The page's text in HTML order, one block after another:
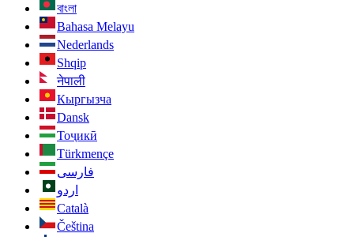
বাংলা
Bahasa Melayu
Nederlands
Shqip
नेपाली
Кыргызча
Dansk
Тоҷикӣ
Türkmençe
فارسی
اردو
Català
Čeština